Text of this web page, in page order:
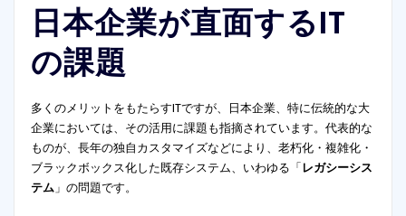
日本企業が直面するIT
の課題
多くのメリットをもたらすITですが、日本企業、特に伝統的な大
企業においては、その活用に課題も指摘されています。代表的な
ものが、長年の独自カスタマイズなどにより、老朽化・複雑化・
ブラックボックス化した既存システム、いわゆる「レガシーシス
テム」の問題です。